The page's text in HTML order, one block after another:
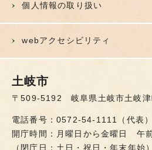
個人情報の取り扱い
webアクセシビリティ
土岐市
〒509-5192 岐阜県土岐市土岐津
電話番号：0572-54-1111（代表）
開庁時間：月曜日から金曜日 午
（閉庁日：土日・祝日・年末年始）